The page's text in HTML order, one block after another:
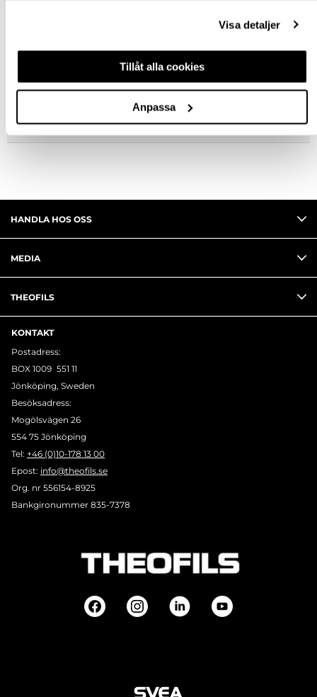
Visa detaljer
Tillåt alla cookies
Anpassa
BESKRIVNING
FRÅGA OM PRODUKT
RECENSIONER
HANDLA HOS OSS
MEDIA
THEOFILS
KONTAKT
Postadress:
BOX 1009 551 11
Jönköping, Sweden
Besöksadress:
Mogölsvägen 26
554 75 Jönköping
Tel: +46 (0)10-178 13 00
Epost: info@theofils.se
Org. nr 556154-8925
Bankgironummer 835-7378